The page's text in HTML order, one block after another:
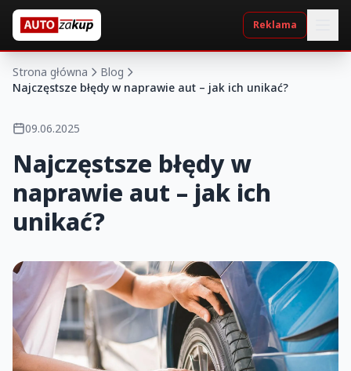
Reklama
Strona główna
Blog
Najczęstsze błędy w naprawie aut – jak ich unikać?
09.06.2025
Najczęstsze błędy w
naprawie aut – jak ich
unikać?